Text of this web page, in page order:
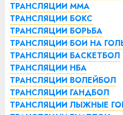
ТРАНСЛЯЦИИ ММА
ТРАНСЛЯЦИИ БОКС
ТРАНСЛЯЦИИ БОРЬБА
ТРАНСЛЯЦИИ БОИ НА
ТРАНСЛЯЦИИ БАСКЕТБОЛ
ТРАНСЛЯЦИИ НБА
ТРАНСЛЯЦИИ ВОЛЕЙБОЛ
ТРАНСЛЯЦИИ ГАНДБОЛ
ТРАНСЛЯЦИИ ЛЫЖНЫЕ